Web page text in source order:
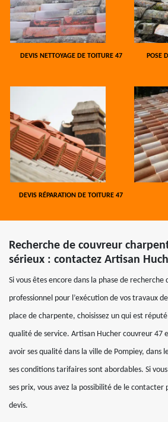
DEVIS NETTOYAGE DE TOITURE 47
POSE
DEVIS RÉPARATION DE TOITURE 47
Recherche de couvreur
sérieux : contactez Artisan
Si vous êtes encore dans la phase de
professionnel pour l’exécution de vos travaux
place de charpente, choisissez un qui est
qualité de service. Artisan Hucher couvreur 47
avoir ses qualité dans la ville de Pompiey, dans
ses conditions tarifaires sont abordables. Si
ses prix, vous avez la possibilité de le contacter
devis.